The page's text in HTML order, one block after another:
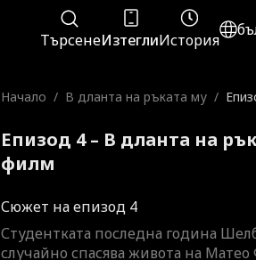
ТърсенеИзтеглиИстория
Начало / В дланта на ръката му /
Епизод 4 – В дланта на
филм
Сюжет на епизод 4
Студентката последна година
случайно спасява живота на